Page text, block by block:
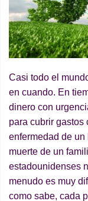
Casi todo el
en cuando. En
dinero con
para cubrir gastos
enfermedad de
muerte de un
estadounidenses
menudo es muy
como sabe, cada